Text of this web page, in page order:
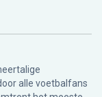
alle voetbalfans